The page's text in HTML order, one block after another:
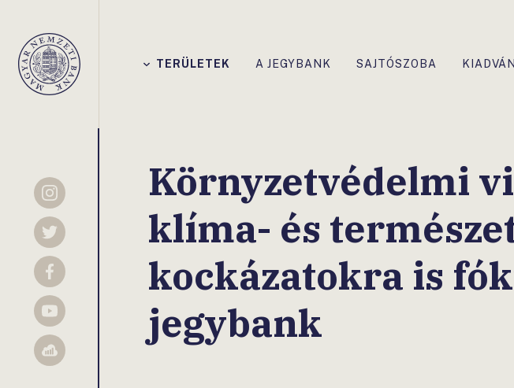
Magyar
Nemzeti
TERÜLETEK A JEGYBANK SAJTÓSZOBA
Instagram
Twitter
Facebook
YouTube
Sellsy
Környzetvédelmi
klíma- és
kockázatokra is
jegybank